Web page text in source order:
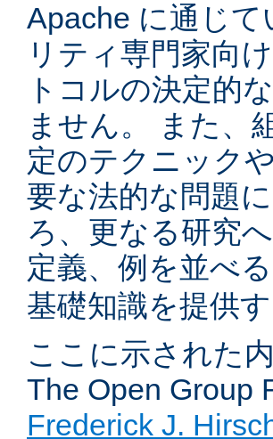
Apache に通じ
リティ専門家向
トコルの決定的
ません。 また、
定のテクニック
要な法的な問題
ろ、更なる研究
定義、例を並べ
基礎知識を提供
ここに示された
The Open Group
Frederick J.